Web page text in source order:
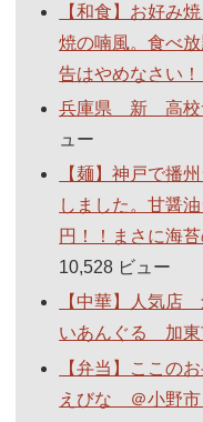
【和食】お好み
焼の喃風。食べ
告はやめなさい！
兵庫県 新 高校
ュー
【麺】神戸で播
しました。甘醤
円！！まさに海
10,528 ビュー
【中華】人気
いあんぐる 加東
【弁当】ここの
えびな ＠小野市